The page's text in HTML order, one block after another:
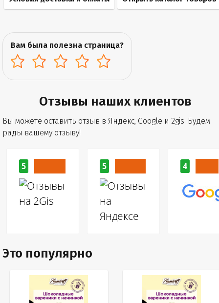
Вам была полезна страница?
Отзывы наших клиентов
Вы можете оставить отзыв в Яндекс, Google и 2gis. Будем
рады вашему отзыву!
5 5 4
Это популярно